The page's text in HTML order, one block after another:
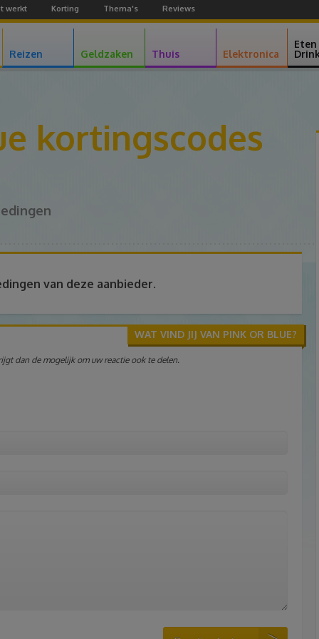
werkt Korting Thema's Reviews
Reizen Geldzaken Thuis Elektronica
Eten
kortingscodes
van deze aanbieder.
WAT VIND JIJ VAN PINK OR BLUE?
dan de mogelijk om uw reactie ook te delen.